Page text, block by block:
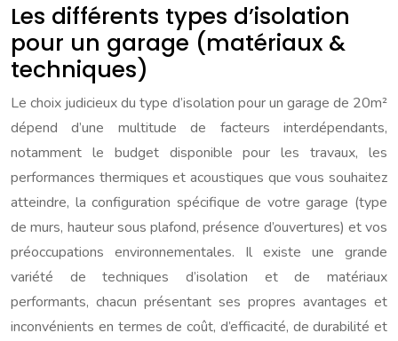
Les différents types d’isolation
pour un garage (matériaux &
techniques)
Le choix judicieux du type d’isolation pour un garage de 20m²
dépend d’une multitude de facteurs interdépendants,
notamment le budget disponible pour les travaux, les
performances thermiques et acoustiques que vous souhaitez
atteindre, la configuration spécifique de votre garage (type
de murs, hauteur sous plafond, présence d’ouvertures) et vos
préoccupations environnementales. Il existe une grande
variété de techniques d’isolation et de matériaux
performants, chacun présentant ses propres avantages et
inconvénients en termes de coût, d’efficacité, de durabilité et